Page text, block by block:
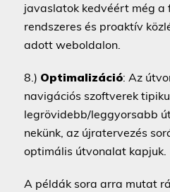
javaslatok kedvéért még a
rendszeres és proaktív
adott weboldalon.
8.) Optimalizáció: Az
navigációs szoftverek
legrövidebb/leggyorsabb
nekünk, az újratervezés
optimális útvonalat kapjuk.
A példák sora arra mutat